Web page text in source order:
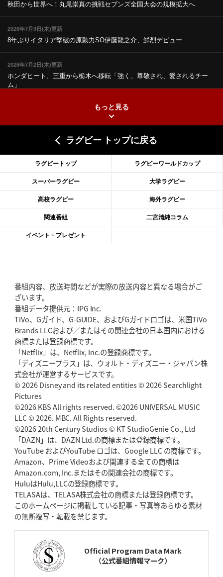
秋田から世界へ！丸尾崇真の挑戦セブンズ全国大会の規模拡大へ
2026年7月9日(木)更新
8年ぶりイタリア撃破の原動力SO伊藤龍之介、鮮烈デビュー
2026年7月2日(木)更新
ホンダヒート、三重から栃木へ移転「強く、尊敬され、愛されるチー
ム」
2026年6月18日(木)更新
滑川剛人レフリー、早過ぎる引退「27年W杯の主審、遠のいた夢」
2026年6月11日(木)更新
神戸、リーグワン初優勝の道のりデイブ・レニーHCの功績と財産
2026年6月4日(木)更新
“泣き虫先生”こと山口良治氏死去「信は力なり」骨太の教育方針
2026年5月21日(木)更新
狭山RG、ライチェル海遥スタッフ入り
ッション
2026年5月14日(木)更新
神戸、1位通過の立役者レタリック
「悲運の闘将」宮地克実氏死去 熱血指導で埼玉WKの基礎築く
2026年4月30日(木)更新
BR東京、「ユニバーサルデー」の意義「特別からノーマルへ」が最終
ゴール
2026年4月23日(木)更新
元代表ラピース、今季限りで引退「クボタは10年いた自分のホーム」
2026年4月16日(木)更新
BL東京「強化拠点」を「共有財産」に新クラブハウスは「皆に開かれ
た空間」
2026年4月9日(木)更新
スティーラーズ、名門復活の足音
2026年4月2日(木)更新
もっと見る
ラグビー トップに戻る
ラグビートップ ラグビーワールドカップ
スーパーラグビー 大学ラグビー
高校ラグビー 海外ラグビー
関連番組 二宮清純コラム
イベント・プレゼント
番組内容、放送時間などが実際の放送内容と異なる場合がご
ざいます。
番組データ提供元：IPG Inc.
TiVo、Gガイド、G-GUIDE、およびGガイドロゴは、米国TiVo
Brands LLCおよび／またはその関連会社の日本国内における
商標または登録商標です。
「Netflix」は、Netflix, Inc.の登録商標です。
「ディズニープラス」は、ウォルト・ディズニー・ジャパン株
式会社が運営するサービスです。
© 2026 Disney and its related entities © 2026 Searchlight
Pictures
©2026 KBS All rights reserved. ©2026 UNIVERSAL MUSIC
LLC © 2026. MBC. All Rights reserved.
©2026 20th Century Studios © KT StudioGenie Co., Ltd
「DAZN」は、DAZN Ltd.の商標または登録商標です。
YouTube およびYouTube ロゴは、Google LLC の商標です。
Amazon、Prime Videoおよび関連する全ての商標は
Amazon.com, Inc.またはその関連会社の商標です。
HuluはHulu,LLCの登録商標です。
TELASAは、TELASA株式会社の商標または登録商標です。
このホームページに掲載している記事・写真等あらゆる素材
の無断複写・転載を禁じます。
Official Program Data Mark
（公式番組情報マーク）